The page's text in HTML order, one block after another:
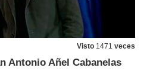
Visto 1471 veces
Antonio Añel Cabanelas